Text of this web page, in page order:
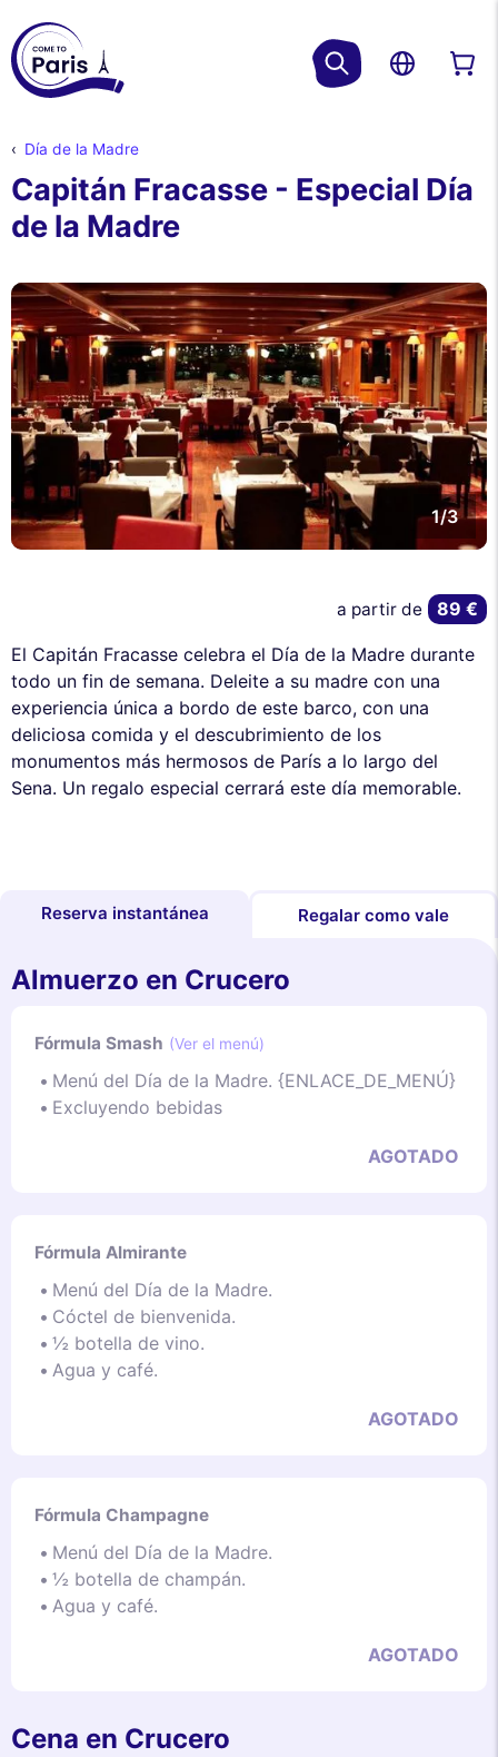
Día de la Madre
Capitán Fracasse - Especial Día
de la Madre
1/3
El Capitán Fracasse celebra el Día de la Madre durante
todo un fin de semana. Deleite a su madre con una
experiencia única a bordo de este barco, con una
deliciosa comida y el descubrimiento de los
monumentos más hermosos de París a lo largo del
Sena. Un regalo especial cerrará este día memorable.
a partir de 89 €
Reserva instantánea Regalar como vale
Almuerzo en Crucero
Fórmula Smash (Ver el menú)
Menú del Día de la Madre. {ENLACE_DE_MENÚ}
Excluyendo bebidas
AGOTADO
Fórmula Almirante
Menú del Día de la Madre.
Cóctel de bienvenida.
½ botella de vino.
Agua y café.
AGOTADO
Fórmula Champagne
Menú del Día de la Madre.
½ botella de champán.
Agua y café.
AGOTADO
Cena en Crucero